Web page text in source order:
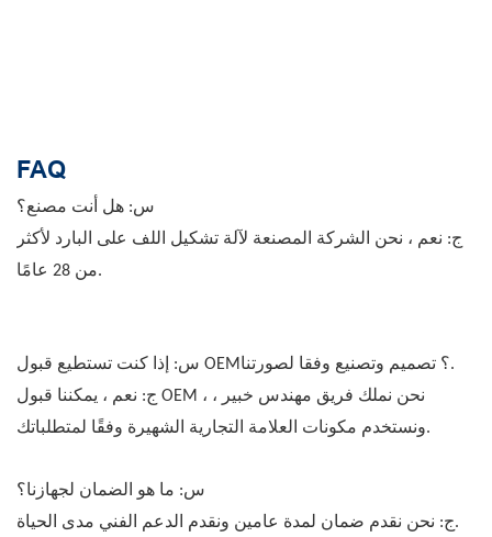
FAQ
س: هل أنت مصنع؟
ج: نعم ، نحن الشركة المصنعة لآلة تشكيل اللف على البارد لأكثر
من 28 عامًا.
س: إذا كنت تستطيع قبول OEM؟ تصميم وتصنيع وفقا لصورتنا.
ج: نعم ، يمكننا قبول OEM ، نحن نملك فريق مهندس خبير ،
ونستخدم مكونات العلامة التجارية الشهيرة وفقًا لمتطلباتك.
س: ما هو الضمان لجهازنا؟
ج: نحن نقدم ضمان لمدة عامين ونقدم الدعم الفني مدى الحياة.